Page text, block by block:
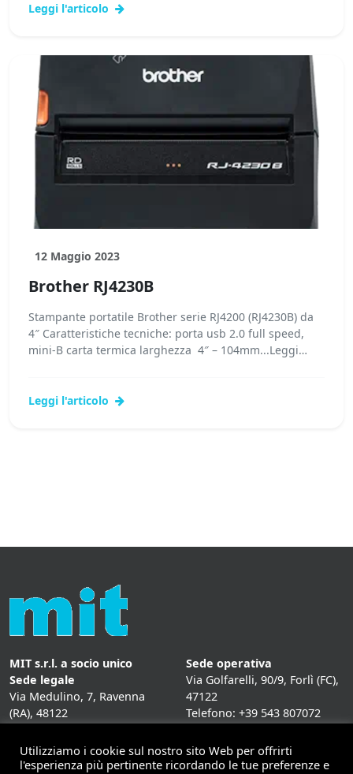
Leggi l'articolo
12 Maggio 2023
Brother RJ4230B
Stampante portatile Brother serie RJ4200 (RJ4230B) da
4″ Caratteristiche tecniche: porta usb 2.0 full speed,
mini-B carta termica larghezza 4″ – 104mm...Leggi
Leggi l'articolo
MIT s.r.l. a socio unico
Sede legale
Via Medulino, 7, Ravenna
(RA), 48122
Sede operativa
Via Golfarelli, 90/9, Forlì (FC),
47122
Telefono: +39 543 807072
Mail: info@mitweb.it
INFORMATIVE
Utilizziamo i cookie sul nostro sito Web per offrirti
l'esperienza più pertinente ricordando le tue preferenze e